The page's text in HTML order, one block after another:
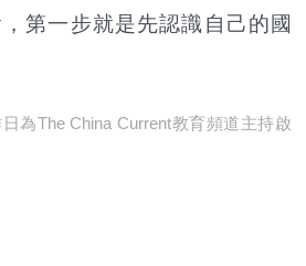
第一步就是先認識自己的國
為The China Current教育頻道主持啟